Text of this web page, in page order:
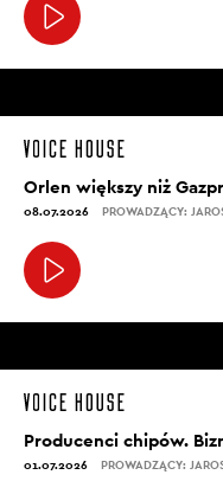
Orlen większy niż
08.07.2026 PROWADZĄCY:
Producenci chipów.
01.07.2026 PROWADZĄCY: